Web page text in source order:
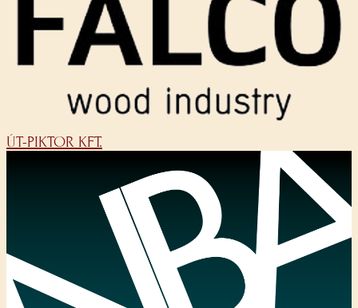
ÚT-PIKTOR KFT.